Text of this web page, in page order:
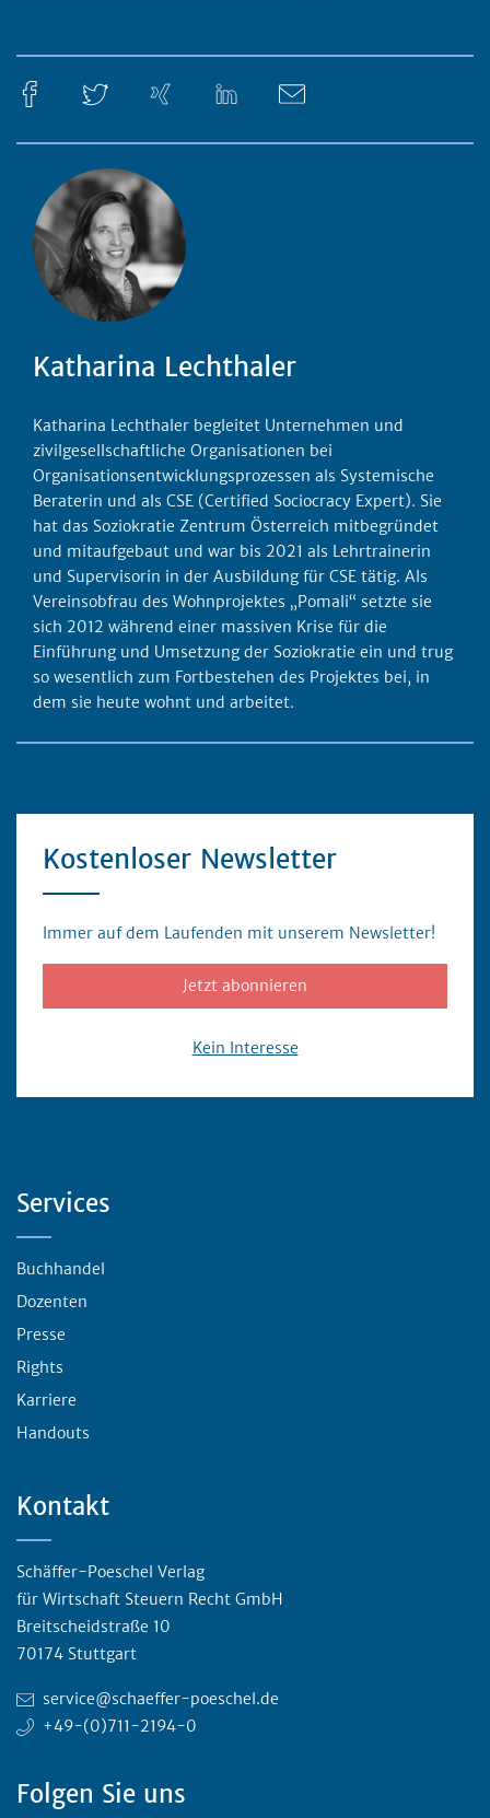
Katharina Lechthaler
Katharina Lechthaler begleitet Unternehmen und
zivilgesellschaftliche Organisationen bei
Organisationsentwicklungsprozessen als Systemische
Beraterin und als CSE (Certified Sociocracy Expert). Sie
hat das Soziokratie Zentrum Österreich mitbegründet
und mitaufgebaut und war bis 2021 als Lehrtrainerin
und Supervisorin in der Ausbildung für CSE tätig. Als
Vereinsobfrau des Wohnprojektes „Pomali“ setzte sie
sich 2012 während einer massiven Krise für die
Einführung und Umsetzung der Soziokratie ein und trug
so wesentlich zum Fortbestehen des Projektes bei, in
dem sie heute wohnt und arbeitet.
Kostenloser Newsletter
Immer auf dem Laufenden mit unserem Newsletter!
Jetzt abonnieren
Kein Interesse
Services
Buchhandel
Dozenten
Presse
Rights
Karriere
Handouts
Kontakt
Schäffer-Poeschel Verlag
für Wirtschaft Steuern Recht GmbH
Breitscheidstraße 10
70174 Stuttgart
service@schaeffer-poeschel.de
+49-(0)711-2194-0
Folgen Sie uns